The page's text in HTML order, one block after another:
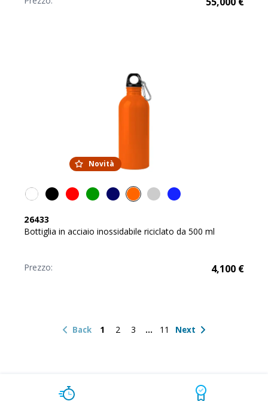
Novità
26433
Bottiglia in acciaio inossidabile riciclato da 500 ml
Prezzo: 4,100 €
Back 1 2 3 11 Next